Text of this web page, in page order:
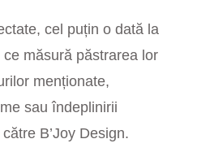
cel puțin o dată la
măsură păstrarea lor
menționate,
sau îndeplinirii
B’Joy Design.